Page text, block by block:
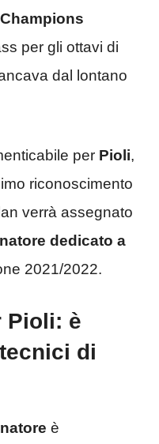
Champions
per gli ottavi di
dal lontano
per Pioli,
riconoscimento
verrà assegnato
dedicato a
2021/2022.
Pioli: è
di
è